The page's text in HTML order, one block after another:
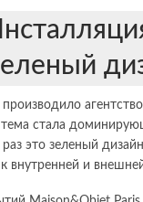
производило
тема стала
это зеленый
внутренней и